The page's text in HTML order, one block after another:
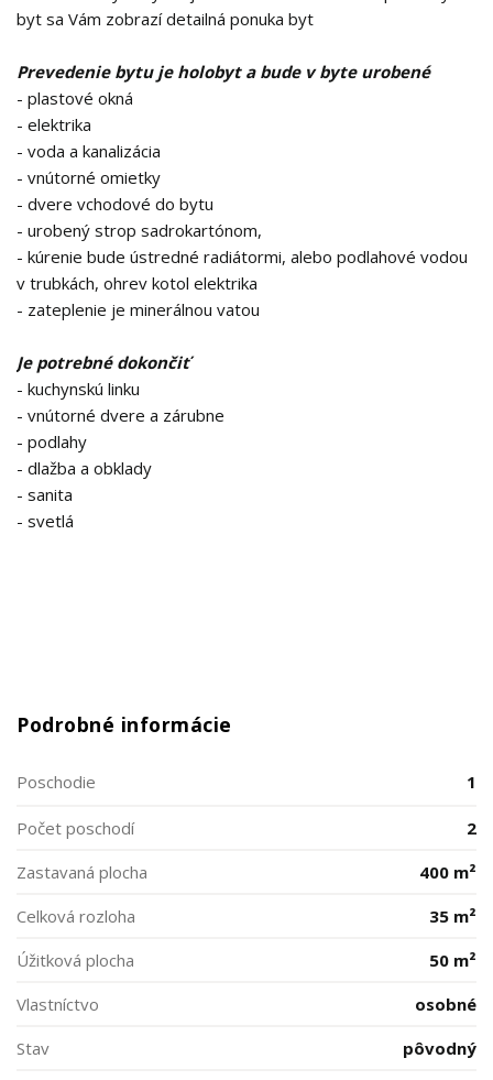
byt sa Vám zobrazí detailná ponuka byt
Prevedenie bytu je holobyt a bude v byte urobené
- plastové okná
- elektrika
- voda a kanalizácia
- vnútorné omietky
- dvere vchodové do bytu
- urobený strop sadrokartónom,
- kúrenie bude ústredné radiátormi, alebo podlahové vodou
v trubkách, ohrev kotol elektrika
- zateplenie je minerálnou vatou
Je potrebné dokončiť
- kuchynskú linku
- vnútorné dvere a zárubne
- podlahy
- dlažba a obklady
- sanita
- svetlá
Podrobné informácie
Poschodie 1
Počet poschodí
2
Zastavaná plocha
400 m²
Celková rozloha
35 m²
Úžitková plocha
50 m²
Vlastníctvo
osobné
Stav
pôvodný